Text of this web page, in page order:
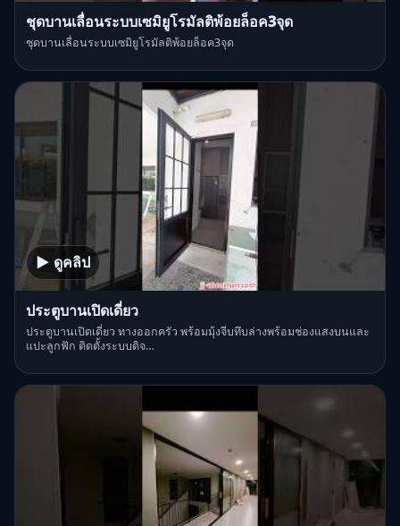
ชุดบานเลื่อนระบบเซมิยูโรมัลติพ้อยล็อค3จุด
ชุดบานเลื่อนระบบเซมิยูโรมัลติพ้อยล็อค3จุด
▶ ดูคลิป
ประตูบานเปิดเดี่ยว
ประตูบานเปิดเดี่ยว ทางออกครัว พร้อมมุ้งจีบทึบล่างพร้อมช่องแสงบนและ
แปะลูกฟัก ติดตั้งระบบดิจ…